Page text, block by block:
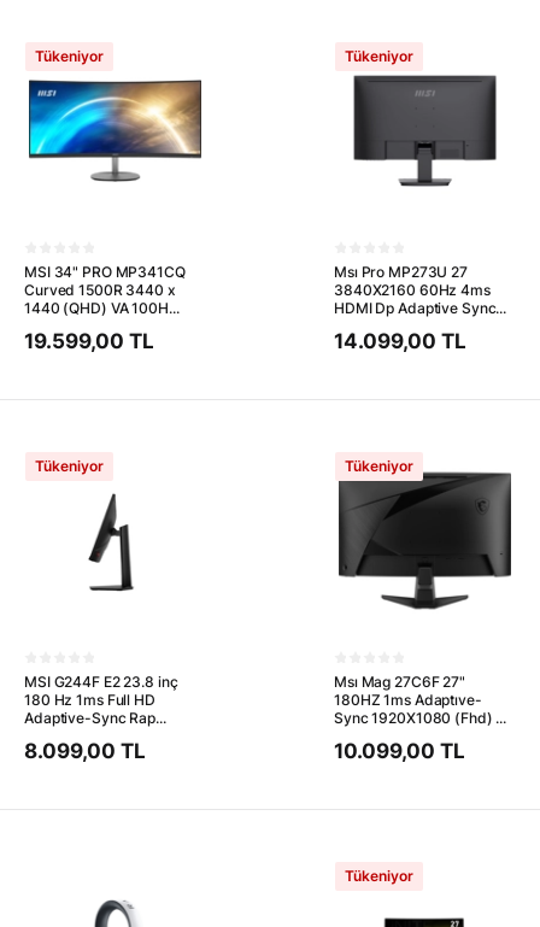
Tükeniyor
MSI 34" PRO MP341CQ
Curved 1500R 3440 x
1440 (QHD) VA 100H...
19.599,00 TL
Tükeniyor
Msı Pro MP273U 27
3840X2160 60Hz 4ms
HDMI Dp Adaptive Sync...
14.099,00 TL
Tükeniyor
MSI G244F E2 23.8 inç
180 Hz 1ms Full HD
Adaptive-Sync Rap...
8.099,00 TL
Tükeniyor
Msı Mag 27C6F 27"
180HZ 1ms Adaptıve-
Sync 1920X1080 (Fhd) ...
10.099,00 TL
Tükeniyor